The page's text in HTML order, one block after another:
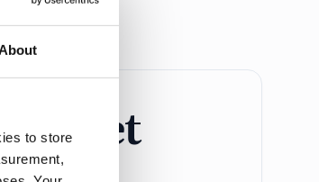
to store